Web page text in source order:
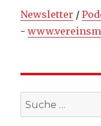
Newsletter /
-
Suche
nach: